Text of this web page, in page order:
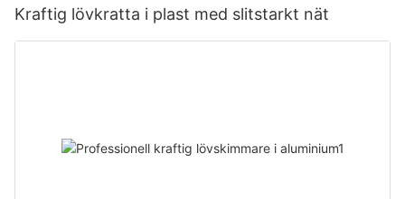
Kraftig lövkratta i plast med slitstarkt nät